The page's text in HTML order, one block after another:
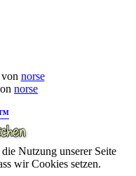
norse
norse
Nutzung unserer Seite
wir Cookies setzen.